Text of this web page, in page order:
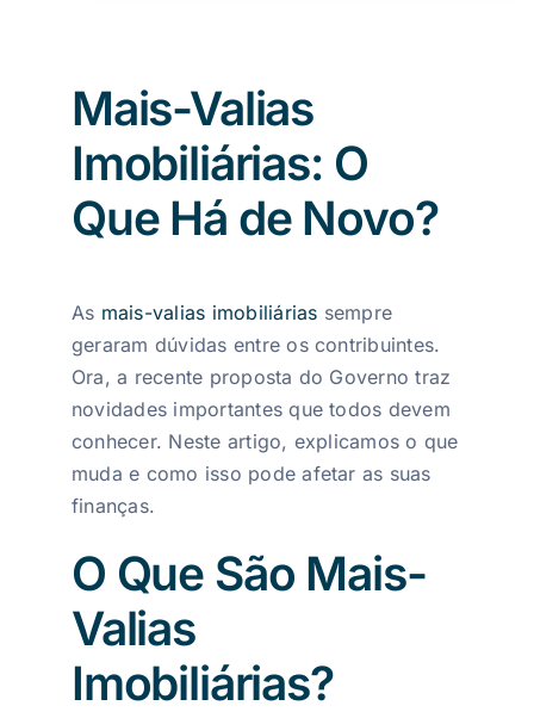
Mais-Valias
Imobiliárias: O
Que Há de Novo?
As mais-valias imobiliárias sempre
geraram dúvidas entre os contribuintes.
Ora, a recente proposta do Governo traz
novidades importantes que todos devem
conhecer. Neste artigo, explicamos o que
muda e como isso pode afetar as suas
finanças.
O Que São Mais-
Valias
Imobiliárias?